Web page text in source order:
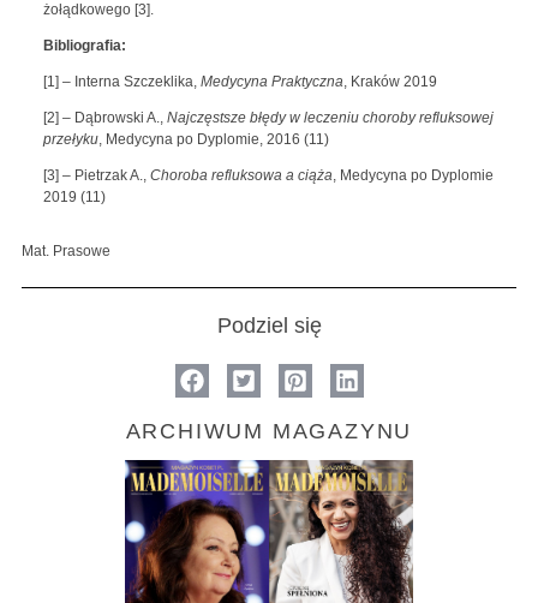
żołądkowego [3].
Bibliografia:
[1] – Interna Szczeklika, Medycyna Praktyczna , Kraków 2019
[2] – Dąbrowski A., Najczęstsze błędy w leczeniu choroby refluksowej
przełyku, Medycyna po Dyplomie, 2016 (11)
[3] – Pietrzak A., Choroba refluksowa a ciąża , Medycyna po Dyplomie
2019 (11)
Mat. Prasowe
Podziel się
ARCHIWUM MAGAZYNU